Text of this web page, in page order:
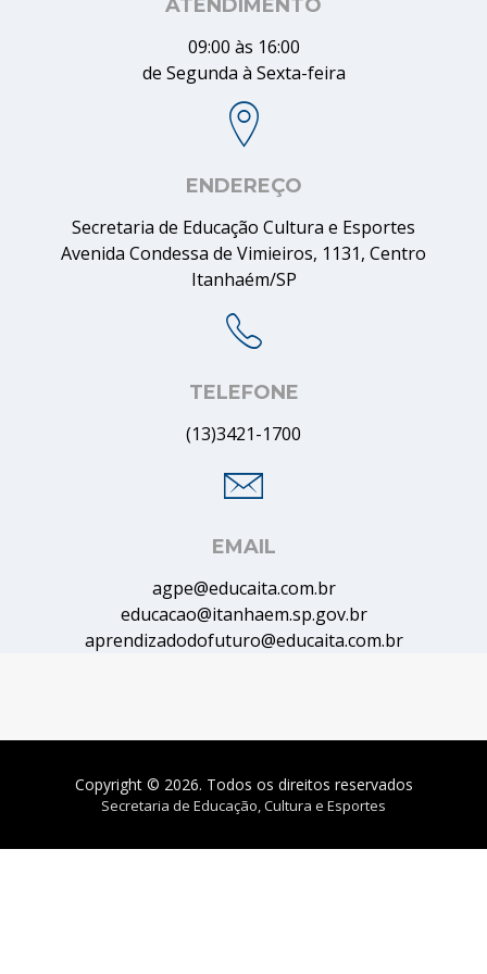
ATENDIMENTO
09:00 às 16:00
de Segunda à Sexta-feira
ENDEREÇO
Secretaria de Educação Cultura e Esportes
Avenida Condessa de Vimieiros, 1131, Centro
Itanhaém/SP
TELEFONE
(13)3421-1700
EMAIL
agpe@educaita.com.br
educacao@itanhaem.sp.gov.br
aprendizadodofuturo@educaita.com.br
Copyright © 2026. Todos os direitos reservados
Secretaria de Educação, Cultura e Esportes